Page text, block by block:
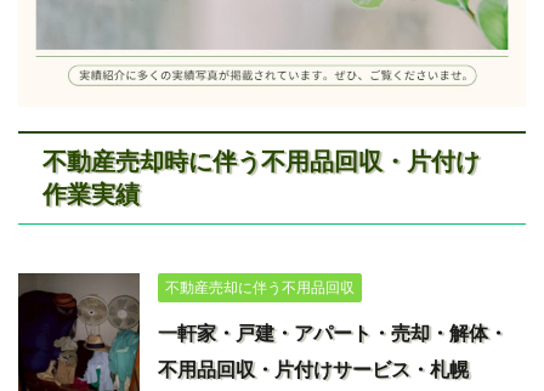
不動産売却時に伴う不用品回収・片付け
作業実績
不動産売却に伴う不用品回収
一軒家・戸建・アパート・売却・解体・
不用品回収・片付けサービス・札幌